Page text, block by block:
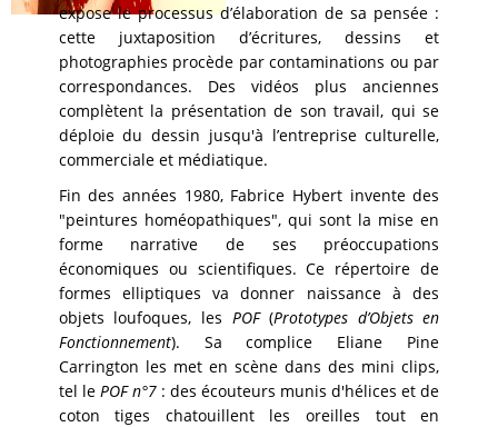
expose le processus d’élaboration de sa pensée :
cette juxtaposition d’écritures, dessins et
photographies procède par contaminations ou par
correspondances. Des vidéos plus anciennes
complètent la présentation de son travail, qui se
déploie du dessin jusqu'à l’entreprise culturelle,
commerciale et médiatique.
Fin des années 1980, Fabrice Hybert invente des
"peintures homéopathiques", qui sont la mise en
forme narrative de ses préoccupations
économiques ou scientifiques. Ce répertoire de
formes elliptiques va donner naissance à des
objets loufoques, les POF(Prototypes d’Objets en
Fonctionnement). Sa complice Eliane Pine
Carrington les met en scène dans des mini clips,
tel le POF n°7: des écouteurs munis d'hélices et de
coton tiges chatouillent les oreilles tout en